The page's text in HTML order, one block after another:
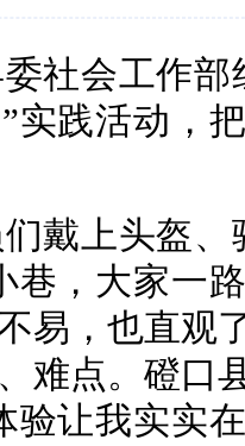
社会工作
实践活动，
戴上头盔
巷，大家一
易，也直观
难点。磴口
验让我实实